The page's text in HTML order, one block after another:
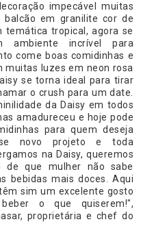
impecável muitas
balcão em granilite cor de
temática tropical, agora se
ambiente incrível para
come boas comidinhas e
muitas luzes em neon rosa
se torna ideal para tirar
o crush para um date.
da Daisy em todos
amadureceu e hoje pode
para quem deseja
novo projeto e toda
na Daisy, queremos
de que mulher não sabe
bebidas mais doces. Aqui
sim um excelente gosto
o que quiserem!",
proprietária e chef do